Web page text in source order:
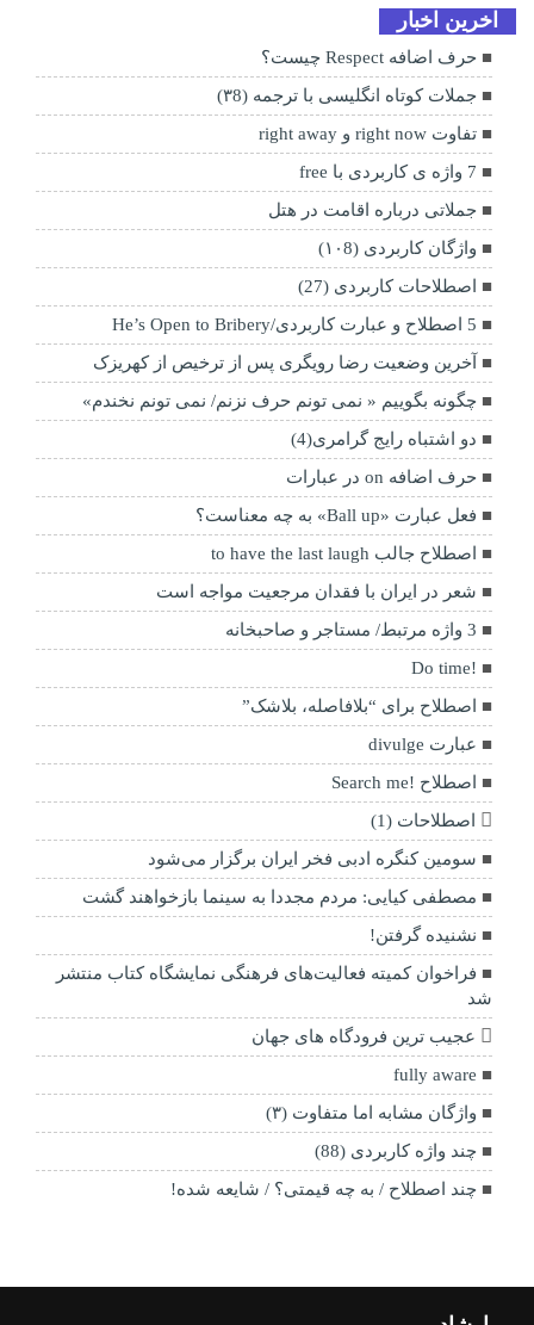
اخرین اخبار
حرف اضافه Respect چیست؟
جملات کوتاه انگلیسی با ترجمه (۳8)
تفاوت right now و right away
7 واژه ی کاربردی با free
جملاتی درباره اقامت در هتل
واژگان کاربردی (۱۰8)
اصطلاحات کاربردی (27)
5 اصطلاح و عبارت کاربردی/He’s Open to Bribery
آخرین وضعیت رضا رویگری پس از ترخیص از کهریزک
چگونه بگوییم « نمی تونم حرف نزنم/ نمی تونم نخندم»
دو اشتباه رایج گرامری(4)
حرف اضافه on در عبارات
فعل عبارت «Ball up» به چه معناست؟
اصطلاح جالب to have the last laugh
شعر در ایران با فقدان مرجعیت مواجه است
3 واژه مرتبط/ مستاجر و صاحبخانه
!Do time
اصطلاح برای “بلافاصله، بلاشک”
عبارت divulge
اصطلاح !Search me
اصطلاحات (1)
سومین کنگره ادبی فخر ایران برگزار می‌شود
مصطفی کیایی: مردم مجددا به سینما بازخواهند گشت
نشنیده گرفتن!
فراخوان کمیته فعالیت‌های فرهنگی نمایشگاه کتاب منتشر
شد
عجیب ترین فرودگاه های جهان
fully aware
واژگان مشابه اما متفاوت (۳)
چند واژه کاربردی (88)
چند اصطلاح / به چه قیمتی؟ / شایعه شده!